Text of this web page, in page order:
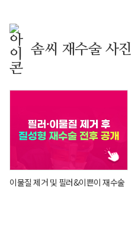
솜씨 재수술 사진
이물질 제거 및 필러&이쁜이 재수술